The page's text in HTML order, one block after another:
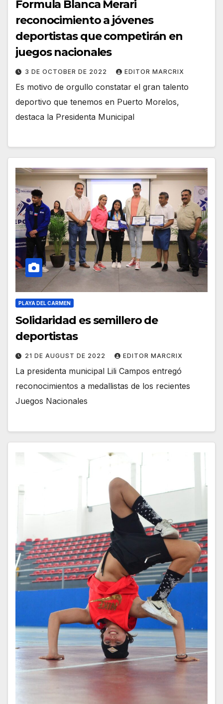
Formula Blanca Merari
reconocimiento a jóvenes
deportistas que competirán en
juegos nacionales
3 DE OCTOBER DE 2022 EDITOR MARCRIX
Es motivo de orgullo constatar el gran talento
deportivo que tenemos en Puerto Morelos,
destaca la Presidenta Municipal
PLAYA DEL CARMEN
Solidaridad es semillero de
deportistas
21 DE AUGUST DE 2022 EDITOR MARCRIX
La presidenta municipal Lili Campos entregó
reconocimientos a medallistas de los recientes
Juegos Nacionales